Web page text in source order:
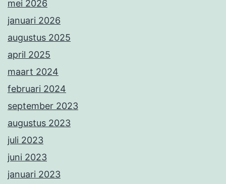
mei 2026
januari 2026
augustus 2025
april 2025
maart 2024
februari 2024
september 2023
augustus 2023
juli 2023
juni 2023
januari 2023